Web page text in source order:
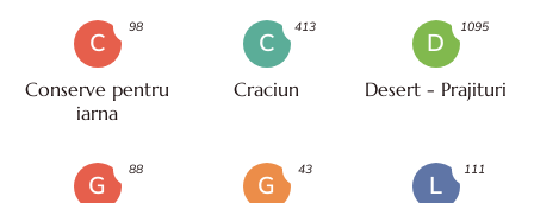
C
Conserve pentru
iarna
98
C
Craciun
413
D
Desert - Prajituri
1095
G
88
G
43
L
111